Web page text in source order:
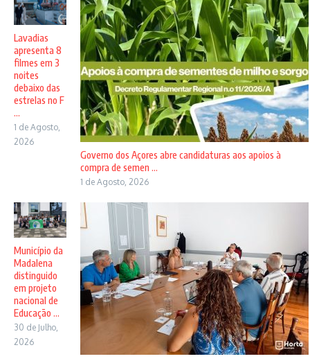
Lavadias
apresenta 8
filmes em 3
noites
debaixo das
estrelas no F
...
1 de Agosto,
2026
Governo dos Açores abre candidaturas aos apoios à
compra de semen ...
1 de Agosto, 2026
Município da
Madalena
distinguido
em projeto
nacional de
Educação ...
30 de Julho,
2026